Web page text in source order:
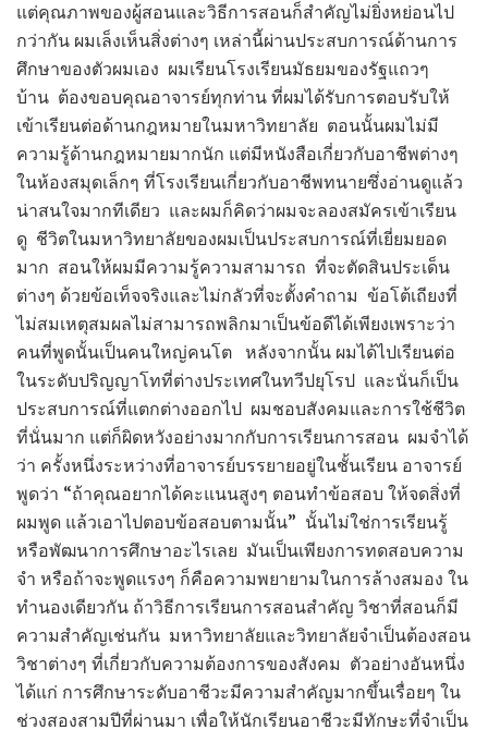
แต่คุณภาพของผู้สอนและวิธีการสอนก็สำคัญไม่ยิ่งหย่อนไป
กว่ากัน ผมเล็งเห็นสิ่งต่างๆ เหล่านี้ผ่านประสบการณ์ด้านการ
ศึกษาของตัวผมเอง ผมเรียนโรงเรียนมัธยมของรัฐแถวๆ
บ้าน ต้องขอบคุณอาจารย์ทุกท่าน ที่ผมได้รับการตอบรับให้
เข้าเรียนต่อด้านกฎหมายในมหาวิทยาลัย ตอนนั้นผมไม่มี
ความรู้ด้านกฎหมายมากนัก แต่มีหนังสือเกี่ยวกับอาชีพต่างๆ
ในห้องสมุดเล็กๆ ที่โรงเรียนเกี่ยวกับอาชีพทนายซึ่งอ่านดูแล้ว
น่าสนใจมากทีเดียว และผมก็คิดว่าผมจะลองสมัครเข้าเรียน
ดู ชีวิตในมหาวิทยาลัยของผมเป็นประสบการณ์ที่เยี่ยมยอด
มาก สอนให้ผมมีความรู้ความสามารถ ที่จะตัดสินประเด็น
ต่างๆ ด้วยข้อเท็จจริงและไม่กลัวที่จะตั้งคำถาม ข้อโต้เถียงที่
ไม่สมเหตุสมผลไม่สามารถพลิกมาเป็นข้อดีได้เพียงเพราะว่า
คนที่พูดนั้นเป็นคนใหญ่คนโต หลังจากนั้น ผมได้ไปเรียนต่อ
ในระดับปริญญาโทที่ต่างประเทศในทวีปยุโรป และนั่นก็เป็น
ประสบการณ์ที่แตกต่างออกไป ผมชอบสังคมและการใช้ชีวิต
ที่นั่นมาก แต่ก็ผิดหวังอย่างมากกับการเรียนการสอน ผมจำได้
ว่า ครั้งหนึ่งระหว่างที่อาจารย์บรรยายอยู่ในชั้นเรียน อาจารย์
พูดว่า “ถ้าคุณอยากได้คะแนนสูงๆ ตอนทำข้อสอบ ให้จดสิ่งที่
ผมพูด แล้วเอาไปตอบข้อสอบตามนั้น” นั้นไม่ใช่การเรียนรู้
หรือพัฒนาการศึกษาอะไรเลย มันเป็นเพียงการทดสอบความ
จำ หรือถ้าจะพูดแรงๆ ก็คือความพยายามในการล้างสมอง ใน
ทำนองเดียวกัน ถ้าวิธีการเรียนการสอนสำคัญ วิชาที่สอนก็มี
ความสำคัญเช่นกัน มหาวิทยาลัยและวิทยาลัยจำเป็นต้องสอน
วิชาต่างๆ ที่เกี่ยวกับความต้องการของสังคม ตัวอย่างอันหนึ่ง
ได้แก่ การศึกษาระดับอาชีวะมีความสำคัญมากขึ้นเรื่อยๆ ใน
ช่วงสองสามปีที่ผ่านมา เพื่อให้นักเรียนอาชีวะมีทักษะที่จำเป็น